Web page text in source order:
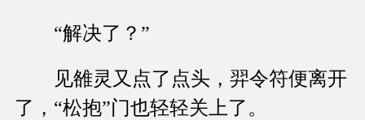
“解决了？”
见雒灵又点了点头，羿令符便离开
了，“松抱”门也轻轻关上了。